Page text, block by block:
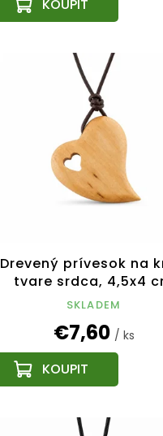
Drevený prívesok na
tvare srdca, 4,5x4
SKLADEM
€7,60 / ks